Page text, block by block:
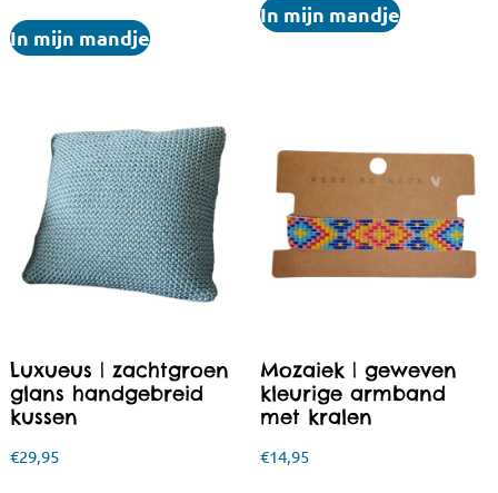
In mijn mandje
In mijn mandje
Luxueus | zachtgroen
glans handgebreid
kussen
€29,95
Mozaiek | geweven
kleurige armband
met kralen
€14,95